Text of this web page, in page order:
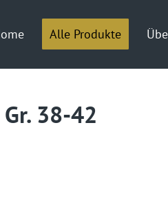
Alle Produkte
38-42